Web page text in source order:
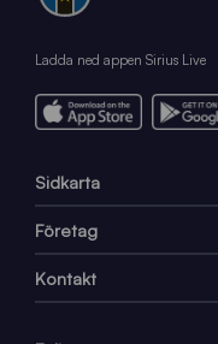
Ladda ned appen Sirius Live
Sidkarta
Företag
Kontakt